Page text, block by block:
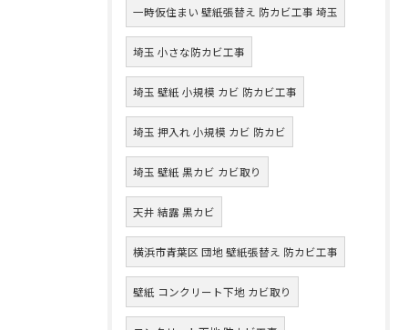
一時仮住まい 壁紙張替え 防カビ工事 埼玉
埼玉 小さな防カビ工事
埼玉 壁紙 小規模 カビ 防カビ工事
埼玉 押入れ 小規模 カビ 防カビ
埼玉 壁紙 黒カビ カビ取り
天井 結露 黒カビ
横浜市青葉区 団地 壁紙張替え 防カビ工事
壁紙 コンクリート下地 カビ取り